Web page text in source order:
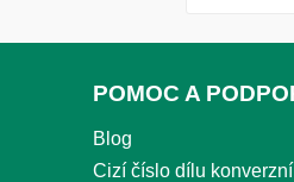
POMOC A
Blog
Cizí číslo dílu